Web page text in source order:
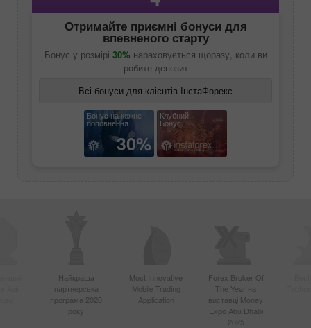
Отримайте приємні бонуси для
впевненого старту
Бонус у розмірі 30% нараховується щоразу, коли ви
робите депозит
Всі бонуси для клієнтів ІнстаФорекс
Бонус на кожне
поповнення
30%
Клубний
Бонус
Найкраща
партнерська
програма 2020
року
Most Innovative
Mobile Trading
Application
Forex Broker Of
The Year на
виставці Money
Expo Abu Dhabi
2025